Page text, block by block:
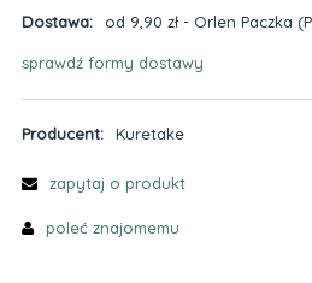
Dostawa: od 9,90 zł - Orlen Paczka
Cena nie zawiera ewentualnych
sprawdź formy dostawy
Producent: Kuretake
zapytaj o produkt
poleć znajomemu